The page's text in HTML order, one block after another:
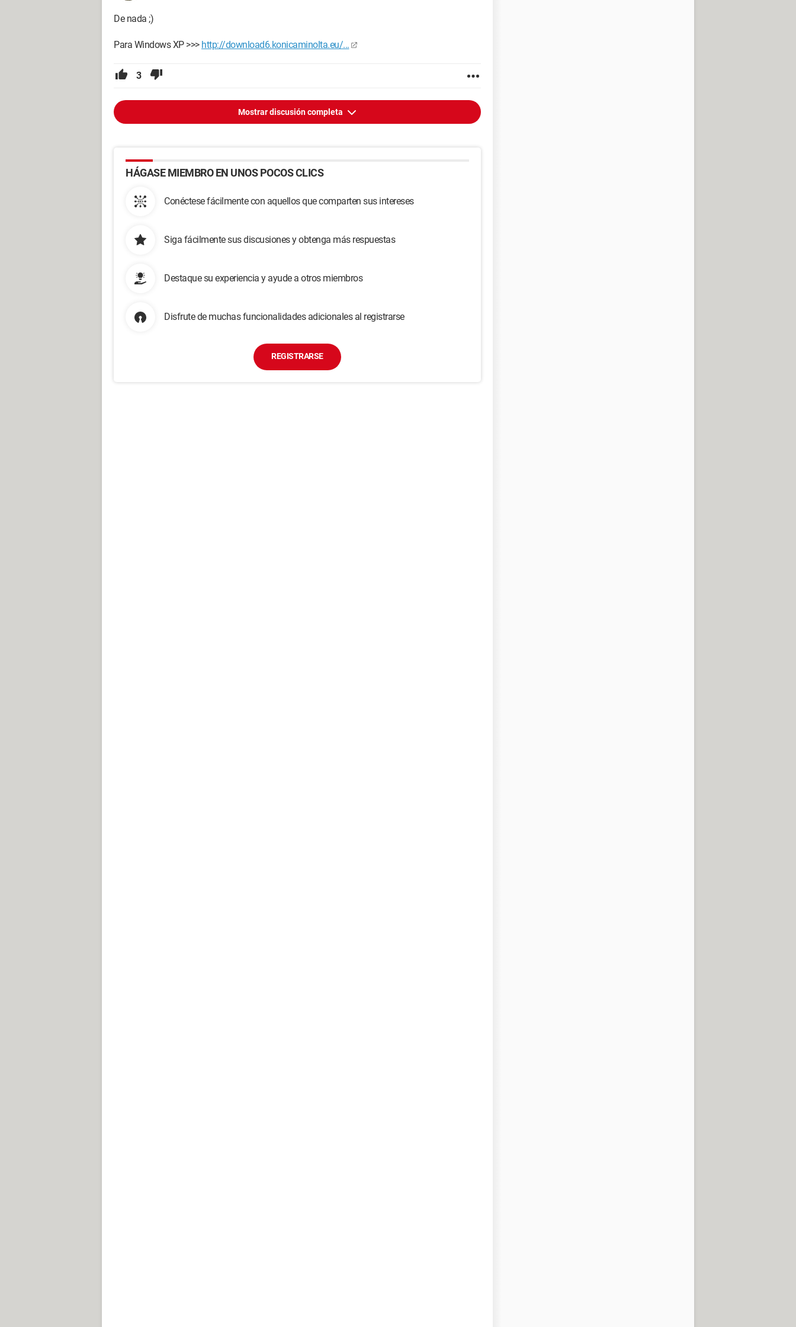
De nada ;)
Para Windows XP >>> http://download6.konicaminolta.eu/...
3
Mostrar discusión completa
HÁGASE MIEMBRO EN UNOS POCOS CLICS
Conéctese fácilmente con aquellos que comparten sus intereses
Siga fácilmente sus discusiones y obtenga más respuestas
Destaque su experiencia y ayude a otros miembros
Disfrute de muchas funcionalidades adicionales al registrarse
REGISTRARSE